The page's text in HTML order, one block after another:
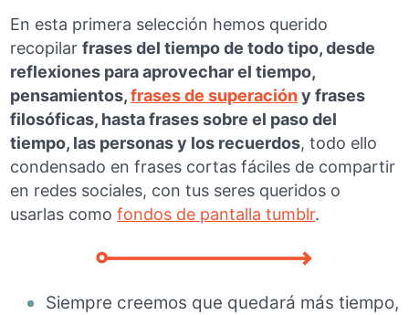
En esta primera selección hemos querido
recopilarfrases del tiempo de todo tipo, desde
reflexiones para aprovechar el tiempo,
pensamientos,frases de superacióny frases
filosóficas, hasta frases sobre el paso del
tiempo, las personas y los recuerdos, todo ello
condensado en frases cortas fáciles de compartir
en redes sociales, con tus seres queridos o
usarlas comofondos de pantalla tumblr.
Siempre creemos que quedará más tiempo,